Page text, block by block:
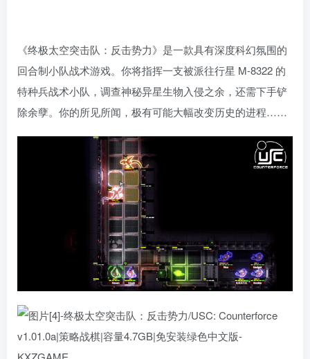
《终极太空突击队：反击势力》是一款具有深度科幻氛围的
回合制小队战术游戏。你将指挥一支被派往行星 M-8322 的
特种兵战术小队，调查神秘异星生物入侵之余，还需下手铲
除余孽。你的所见所闻，极有可能大幅改变历史的进程……